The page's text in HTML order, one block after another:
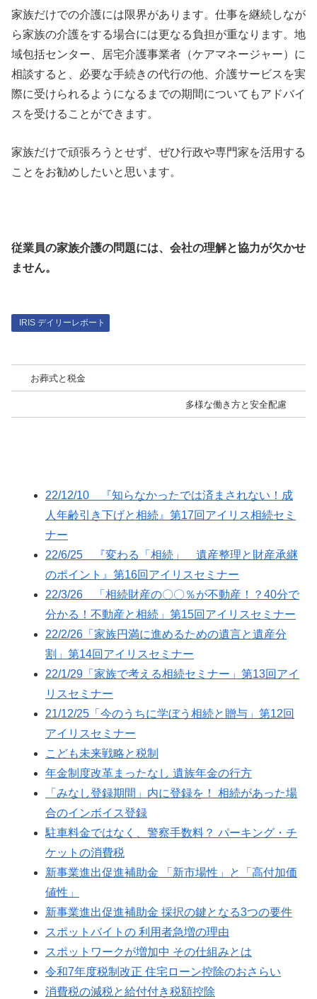
家族だけでの介護には限界があります。仕事を継続しなが
ら家族の介護をする場合には更なる負担が重なります。地
域包括センター、居宅介護事業者（ケアマネージャー）に
相談すると、必要な手続きの代行の他、介護サービスを実
際に受けられるようになるまでの期間についてもアドバイ
スを受けることができます。
家族だけで頑張ろうとせず、ぜひ行政や専門家を活用する
ことをお勧めしたいと思います。
従業員の家族介護の問題には、会社の理解と協力が欠かせ
ません。
IRIS デイリーレポート
お葬式と税金
多様な働き方と安全配慮
22/12/10 『知らなかったでは済まされない！成
人年齢引き下げと相続』第17回アイリス相続セミ
ナー
22/6/25 『変わる「相続」 遺産整理と財産承継
のポイント』第16回アイリスセミナー
22/3/26 「相続財産の〇〇％が不動産！？40分で
分かる！不動産と相続」第15回アイリスセミナー
22/2/26「家族円満に進めるための遺言と遺産分
割」第14回アイリスセミナー
22/1/29「家族で考える相続セミナー」第13回アイ
リスセミナー
21/12/25「今のうちに学ぼう相続と贈与」第12回
アイリスセミナー
こども未来戦略と税制
年金制度改革まったなし 遺族年金の行方
「みなし登録期間」内に登録を！ 相続があった場
合のインボイス登録
駐車料金ではなく、警察手数料？ パーキング・チ
ケットの消費税
新事業進出促進補助金 「新市場性」と「高付加価
値性」
新事業進出促進補助金 採択の鍵となる3つの要件
スポットバイトの 利用者急増の理由
スポットワークが増加中 その仕組みとは
令和7年度税制改正 住宅ローン控除のおさらい
消費税の減税と給付付き税額控除